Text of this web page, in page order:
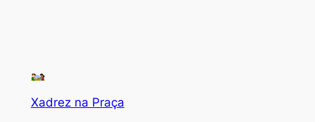
Xadrez na Praça